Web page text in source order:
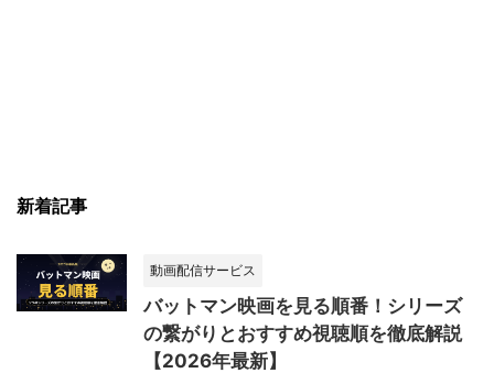
新着記事
動画配信サービス
バットマン映画を見る順番！シリーズ
の繋がりとおすすめ視聴順を徹底解説
【2026年最新】